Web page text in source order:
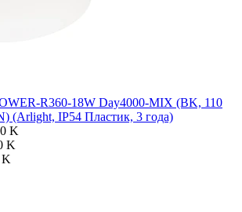
R360-18W Day4000-MIX (BK, 110
(Arlight, IP54 Пластик, 3 года)
K
K
K